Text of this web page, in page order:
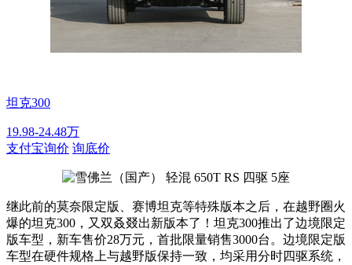
坦克300
19.98-24.48万
支付宝询价 询底价
继此前的莫奈限定版、赛博坦克等特殊版本之后，在越野圈火
爆的坦克300，又双叒叕出新版本了！坦克300推出了边境限定
版车型，新车售价28万元，首批限量销售3000台。边境限定版
车型在硬件规格上与越野版保持一致，均采用分时四驱系统，